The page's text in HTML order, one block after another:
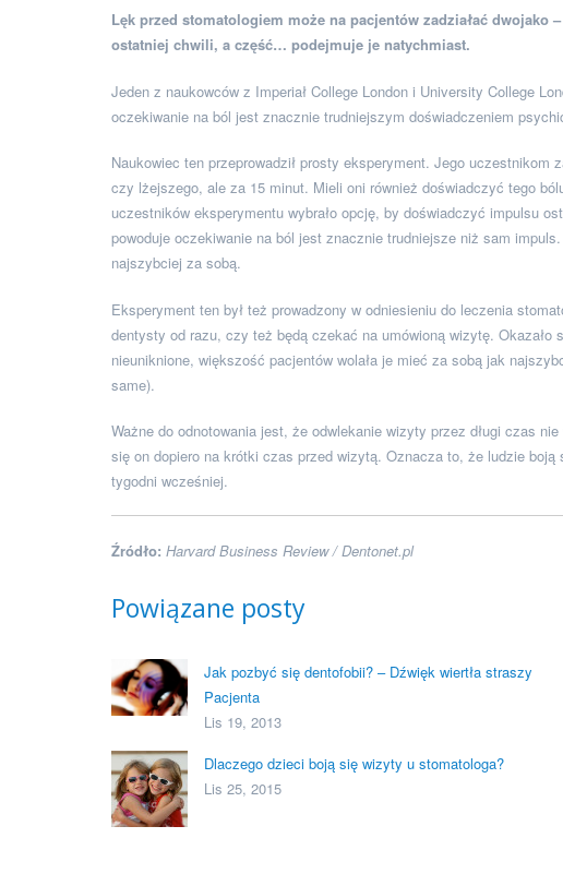
Lęk przed stomatologiem może na pacjentów zadziałać
ostatniej chwili, a część… podejmuje je natychmiast.
Jeden z naukowców z Imperiał College London i University College
oczekiwanie na ból jest znacznie trudniejszym doświadczeniem
Naukowiec ten przeprowadził prosty eksperyment. Jego
czy lżejszego, ale za 15 minut. Mieli oni również doświadczyć tego
uczestników eksperymentu wybrało opcję, by doświadczyć impulsu
powoduje oczekiwanie na ból jest znacznie trudniejsze niż sam
najszybciej za sobą.
Eksperyment ten był też prowadzony w odniesieniu do leczenia
dentysty od razu, czy też będą czekać na umówioną wizytę.
nieuniknione, większość pacjentów wolała je mieć za sobą jak
same).
Ważne do odnotowania jest, że odwlekanie wizyty przez długi czas
się on dopiero na krótki czas przed wizytą. Oznacza to, że ludzie
tygodni wcześniej.
Źródło: Harvard Business Review / Dentonet.pl
Powiązane posty
Jak pozbyć się dentofobii? – Dźwięk wiertła straszy
Pacjenta
Lis 19, 2013
Dlaczego dzieci boją się wizyty u stomatologa?
Lis 25, 2015